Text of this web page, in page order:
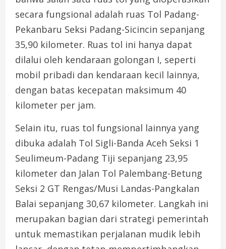
secara fungsional adalah ruas Tol Padang-
Pekanbaru Seksi Padang-Sicincin sepanjang
35,90 kilometer. Ruas tol ini hanya dapat
dilalui oleh kendaraan golongan I, seperti
mobil pribadi dan kendaraan kecil lainnya,
dengan batas kecepatan maksimum 40
kilometer per jam.
Selain itu, ruas tol fungsional lainnya yang
dibuka adalah Tol Sigli-Banda Aceh Seksi 1
Seulimeum-Padang Tiji sepanjang 23,95
kilometer dan Jalan Tol Palembang-Betung
Seksi 2 GT Rengas/Musi Landas-Pangkalan
Balai sepanjang 30,67 kilometer. Langkah ini
merupakan bagian dari strategi pemerintah
untuk memastikan perjalanan mudik lebih